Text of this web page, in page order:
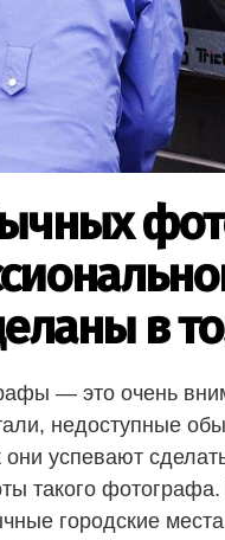
в
— это очень
недоступные
они успевают
такого
городские